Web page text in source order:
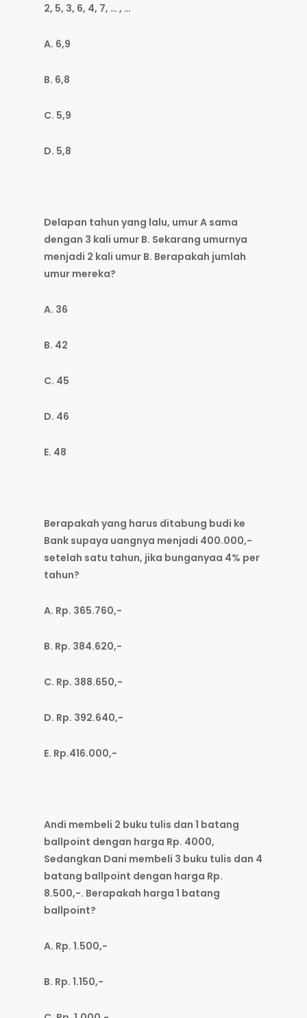
2, 5, 3, 6, 4, 7, … , …
A. 6,9
B. 6,8
C. 5,9
D. 5,8
Delapan tahun yang lalu, umur A sama
dengan 3 kali umur B. Sekarang umurnya
menjadi 2 kali umur B. Berapakah jumlah
umur mereka?
A. 36
B. 42
C. 45
D. 46
E. 48
Berapakah yang harus ditabung budi ke
Bank supaya uangnya menjadi 400.000,-
setelah satu tahun, jika bunganyaa 4% per
tahun?
A. Rp. 365.760,-
B. Rp. 384.620,-
C. Rp. 388.650,-
D. Rp. 392.640,-
E. Rp.416.000,-
Andi membeli 2 buku tulis dan 1 batang
ballpoint dengan harga Rp. 4000,
Sedangkan Dani membeli 3 buku tulis dan 4
batang ballpoint dengan harga Rp.
8.500,-. Berapakah harga 1 batang
ballpoint?
A. Rp. 1.500,-
B. Rp. 1.150,-